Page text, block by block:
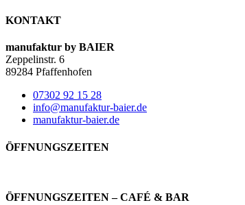
KONTAKT
manufaktur by BAIER
Zeppelinstr. 6
89284 Pfaffenhofen
07302 92 15 28
info@manufaktur-baier.de
manufaktur-baier.de
ÖFFNUNGSZEITEN
ÖFFNUNGSZEITEN – CAFÉ & BAR